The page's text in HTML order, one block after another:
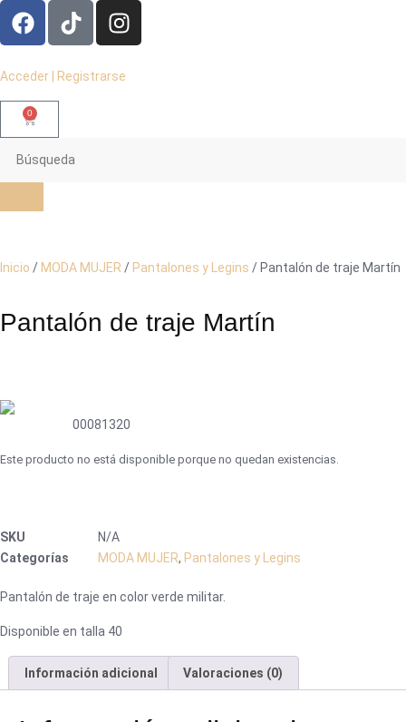
Acceder | Registrarse
0
Inicio / MODA MUJER / Pantalones y Legins / Pantalón de traje Martín
Pantalón de traje Martín
00081320
Este producto no está disponible porque no quedan existencias.
SKU
N/A
Categorías
MODA MUJER, Pantalones y Legins
Pantalón de traje en color verde militar.
Disponible en talla 40
Información adicional Valoraciones (0)